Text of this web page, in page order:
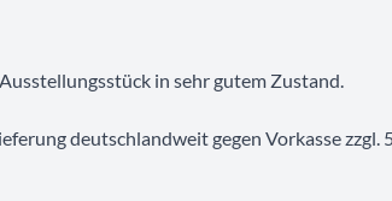
in sehr gutem Zustand.
deutschlandweit gegen Vorkasse zzgl.